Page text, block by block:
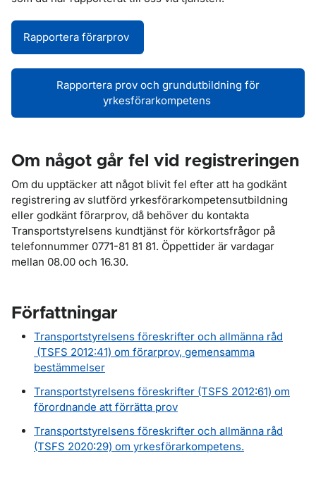
Rapportera förarprov
Rapportera prov och grundutbildning för
yrkesförarkompetens
Om något går fel vid registreringen
Om du upptäcker att något blivit fel efter att ha godkänt
registrering av slutförd yrkesförarkompetensutbildning
eller godkänt förarprov, då behöver du kontakta
Transportstyrelsens kundtjänst för körkortsfrågor på
telefonnummer 0771-81 81 81. Öppettider är vardagar
mellan 08.00 och 16.30.
Författningar
Transportstyrelsens föreskrifter och allmänna råd
(TSFS 2012:41) om förarprov, gemensamma
bestämmelser
Transportstyrelsens föreskrifter (TSFS 2012:61) om
förordnande att förrätta prov
Transportstyrelsens föreskrifter och allmänna råd
(TSFS 2020:29) om yrkesförarkompetens.